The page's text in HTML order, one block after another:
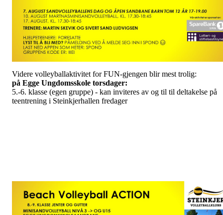
Videre volleyballaktivitet for FUN-gjengen blir mest trolig:
på Egge Ungdomsskole torsdager:
5.-6. klasse (egen gruppe) - kan inviteres av og til til deltakelse på
teentrening i Steinkjerhallen fredager